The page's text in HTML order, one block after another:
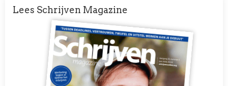
Lees Schrijven Magazine
Afbeelding